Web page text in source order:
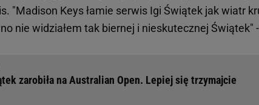
"Madison Keys łamie serwis Igi Świątek jak wiatr
nie widziałem tak biernej i nieskutecznej Świątek" -
zarobiła na Australian Open. Lepiej się trzymajcie